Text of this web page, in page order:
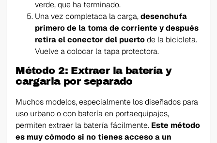
verde, que ha terminado.
Una vez completada la carga,desenchufa
primero de la toma de corriente y después
retira el conector del puertode la bicicleta.
Vuelve a colocar la tapa protectora.
Método 2: Extraer la batería y
cargarla por separado
Muchos modelos, especialmente los diseñados para
uso urbano o con batería en portaequipajes,
permiten extraer la batería fácilmente. Este método
es muy cómodo si no tienes acceso a un